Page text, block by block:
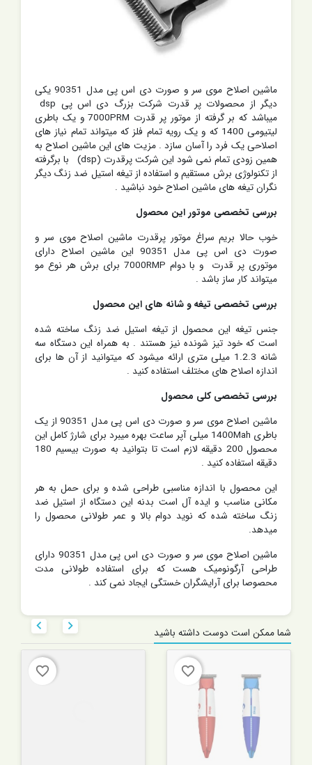
ماشین اصلاح موی سر و صورت دی اس پی مدل 90351 یکی
دیگر از محصولات پر قدرت شرکت بزرگ دی اس پی dsp
میباشد که بر گرفته از موتور پر قدرت 7000PRM و یک باطری
لیتیومی 1400 که و یک رویه تمام فلز که میتواند تمام نیاز های
اصلاحی یک فرد را آسان سازد . مزیت های این ماشین اصلاح به
همین زودی تمام نمی شود این شرکت پرقدرت (dsp) با برگرفته
از تکنولوژی برش مستقیم و استفاده از تیغه استیل ضد زنگ دیگر
نگران تیغه های ماشین اصلاح خود نباشید .
بررسی تخصصی موتور این محصول
خوب حالا بریم سراغ موتور پرقدرت ماشین اصلاح موی سر و
صورت دی اس پی مدل 90351 این ماشین اصلاح دارای
موتوری پر قدرت و با دوام 7000RMP برای برش هر نوع مو
میتواند کار ساز باشد .
بررسی تخصصی تیغه و شانه های این محصول
جنس تیغه این محصول از تیغه استیل ضد زنگ ساخته شده
است که خود تیز شونده نیز هستند . به همراه این دستگاه سه
شانه 1.2.3 میلی متری ارائه میشود که میتوانید از آن ها برای
اندازه اصلاح های مختلف استفاده کنید .
بررسی تخصصی کلی محصول
ماشین اصلاح موی سر و صورت دی اس پی مدل 90351 از یک
باطری 1400Mah میلی آپر ساعت بهره میبرد برای شارژ کامل این
محصول 200 دقیقه لازم است تا بتوانید به صورت بیسیم 180
دقیقه استفاده کنید .
این محصول با اندازه مناسبی طراحی شده و برای حمل به هر
مکانی مناسب و ایده آل است بدنه این دستگاه از استیل ضد
زنگ ساخته شده که نوید دوام بالا و عمر طولانی محصول را
میدهد.
ماشین اصلاح موی سر و صورت دی اس پی مدل 90351 دارای
طراحی آرگونومیک هست که برای استفاده طولانی مدت
محصوصا برای آرایشگران خستگی ایجاد نمی کند .
شما ممکن است دوست داشته باشید 
favorite_border
favorite_border
